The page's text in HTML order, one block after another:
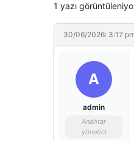
1 yazı
30/06/2026: 3:17
A
admin
Anahtar
yönetici